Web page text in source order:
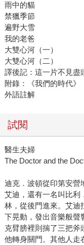
雨中的貓
禁獵季節
遍野大雪
我的老爸
大雙心河（一）
大雙心河（二）
譯後記：這一片不見盡
附錄：《我們的時代》
外語註解
試閱
醫生夫婦
The Doctor and the
迪克．波頓從印第安營
艾迪，還有一名叫比利
林，從後門進來。艾迪
下晃動，發出音樂般聲
克臂膀裡則揣了三把斧
他轉身關門。其他人走